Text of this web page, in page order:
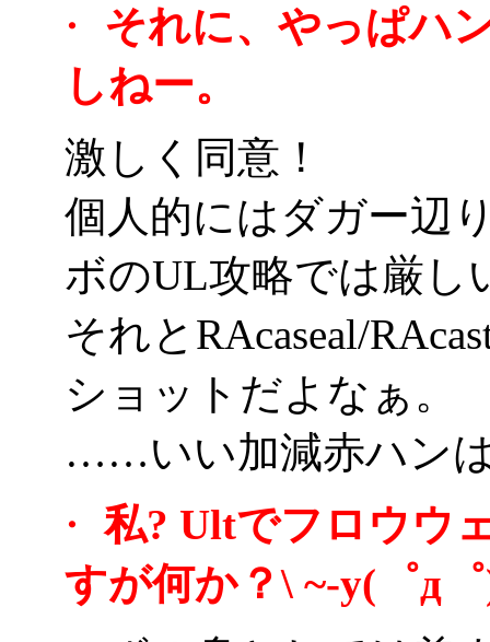
・
それに、やっぱハ
しねー。
激しく同意！
個人的にはダガー辺
ボのUL攻略では厳し
それとRAcaseal/
ショットだよなぁ。
……いい加減赤ハン
・
私? Ultでフロウウ
すが何か？\ ~-y(゜д